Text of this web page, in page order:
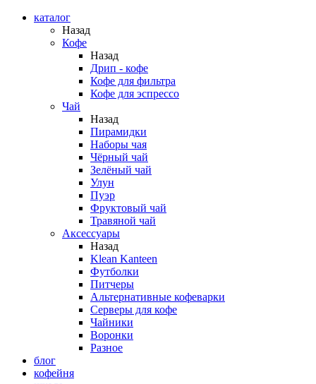
каталог
Назад
Кофе
Назад
Дрип - кофе
Кофе для фильтра
Кофе для эспрессо
Чай
Назад
Пирамидки
Наборы чая
Чёрный чай
Зелёный чай
Улун
Пуэр
Фруктовый чай
Травяной чай
Аксессуары
Назад
Klean Kanteen
Футболки
Питчеры
Альтернативные кофеварки
Серверы для кофе
Чайники
Воронки
Разное
блог
кофейня